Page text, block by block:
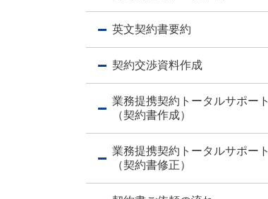
英文契約書要約
契約交渉資料作成
業務提携契約トータルサポート
（契約書作成）
業務提携契約トータルサポート
（契約書修正）